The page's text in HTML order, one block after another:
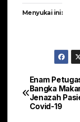
Menyukai ini:
pos
Enam
Bangka
Jenazah
Covid-19